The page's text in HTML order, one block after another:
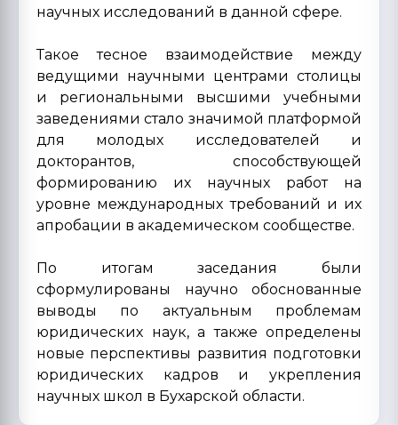
научных исследований в данной сфере.
Такое тесное взаимодействие между
ведущими научными центрами столицы
и региональными высшими учебными
заведениями стало значимой платформой
для молодых исследователей и
докторантов, способствующей
формированию их научных работ на
уровне международных требований и их
апробации в академическом сообществе.
По итогам заседания были
сформулированы научно обоснованные
выводы по актуальным проблемам
юридических наук, а также определены
новые перспективы развития подготовки
юридических кадров и укрепления
научных школ в Бухарской области.